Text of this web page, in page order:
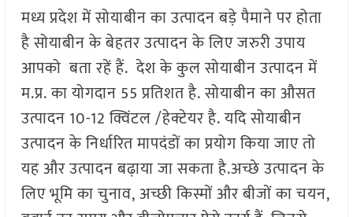
मध्य प्रदेश में सोयाबीन का उत्पादन बड़े पैमाने पर होता
है सोयाबीन के बेहतर उत्पादन के लिए जरुरी उपाय
आपको बता रहें हैं. देश के कुल सोयाबीन उत्पादन में
म.प्र. का योगदान 55 प्रतिशत है. सोयाबीन का औसत
उत्पादन 10-12 क्विंटल /हेक्टेयर है. यदि सोयाबीन
उत्पादन के निर्धारित मापदंडों का प्रयोग किया जाए तो
यह और उत्पादन बढ़ाया जा सकता है.अच्छे उत्पादन के
लिए भूमि का चुनाव, अच्छी किस्मों और बीजों का चयन,